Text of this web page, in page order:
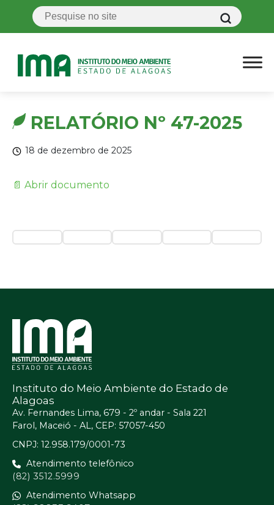
RELATÓRIO Nº 47-2025
18 de dezembro de 2025
📄 Abrir documento
Instituto do Meio Ambiente do Estado de
Alagoas
Av. Fernandes Lima, 679 - 2º andar - Sala 221
Farol, Maceió - AL, CEP: 57057-450
CNPJ: 12.958.179/0001-73
Atendimento telefônico
(82) 3512.5999
Atendimento Whatsapp